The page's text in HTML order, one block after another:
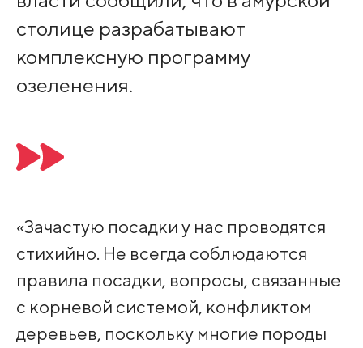
столице разрабатывают
комплексную программу
озеленения.
«Зачастую посадки у нас проводятся
стихийно. Не всегда соблюдаются
правила посадки, вопросы, связанные
с корневой системой, конфликтом
деревьев, поскольку многие породы